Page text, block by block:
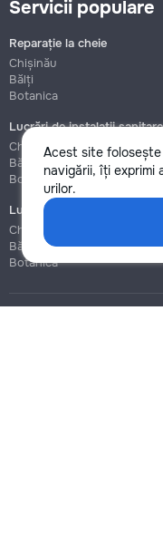
Acest site folosește
navigării, îți exprimi
urilor.
Servicii populare
Reparație la cheie
Chișinău
Bălți
Botanica
Lucrări de instalații sanitare
Chișinău
Bălți
Botanica
Lucrări de construcție și
Chișinău
Bălți
Botanica